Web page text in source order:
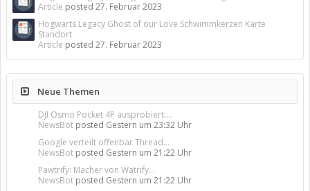
Article posted 27. Februar 2023
Hogwarts Legacy Ghost of our Love Schwimmkerzen Karte
Standort
Article posted 27. Februar 2023
Neue Themen
DJI Osmo Pocket 4P ausprobiert:...
NewsBot posted Gestern um 23:32 Uhr
Google verteilt offenbar Thread...
NewsBot posted Gestern um 21:22 Uhr
Pawtrify: Macher von Watrify...
NewsBot posted Gestern um 21:22 Uhr